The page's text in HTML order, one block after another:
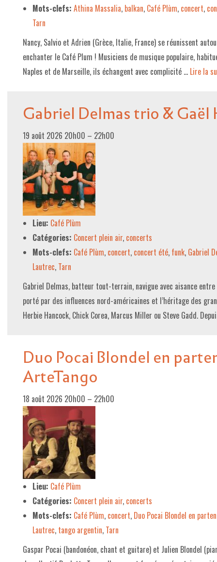
Mots-clefs: Athina Massalia, balkan, Café Plùm, concert,
Tarn
Nancy, Salvio et Adrien (Grèce, Italie, France) se réunissent
enchanter le Café Plum ! Musiciens de musique populaire,
Naples et de Marseille, ils échangent avec complicité … Lire la
Gabriel Delmas trio &
19 août 2026 20h00 – 22h00
Lieu: Café Plùm
Catégories: Concert plein air, concerts
Mots-clefs: Café Plùm, concert, concert été, funk, Gabriel
Lautrec, Tarn
Gabriel Delmas, batteur tout-terrain, navigue avec aisance
porté par des influences nord-américaines et l’héritage des
Herbie Hancock, Chick Corea, Marcus Miller ou Steve Gadd.
Duo Pocai Blondel en
ArteTango
18 août 2026 20h00 – 22h00
Lieu: Café Plùm
Catégories: Concert plein air, concerts
Mots-clefs: Café Plùm, concert, Duo Pocai Blondel en
Lautrec, tango argentin, Tarn
Gaspar Pocai (bandonéon, chant et guitare) et Julien Blondel